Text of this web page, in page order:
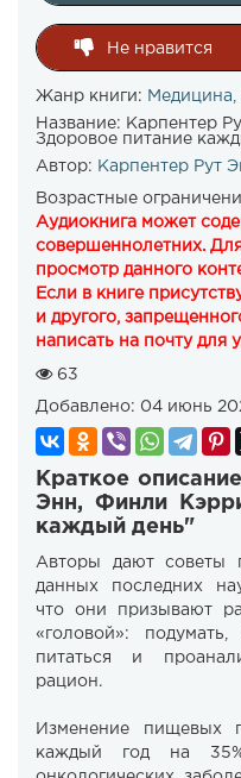
Не нравится
Жанр книги: Медицина,
Название: Карпентер
Здоровое питание
Автор: Карпентер Рут
Возрастные
Аудиокнига может
совершеннолетних.
просмотр данного
Если в книге
и другого,
написать на почту для
63
Добавлено: 04 июнь
Краткое
Энн, Финли
каждый день"
Авторы дают советы
данных последних
что они призывают
«головой»:
питаться и
рацион.
Изменение пищевых
каждый год на